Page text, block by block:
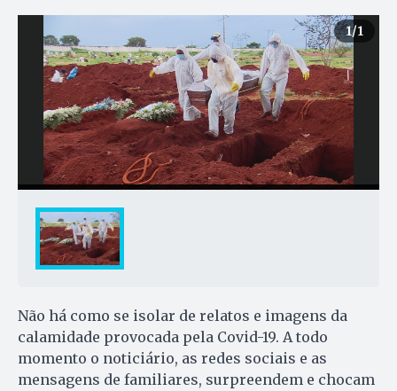
1/1
Não há como se isolar de relatos e imagens da
calamidade provocada pela Covid-19. A todo
momento o noticiário, as redes sociais e as
mensagens de familiares, surpreendem e chocam